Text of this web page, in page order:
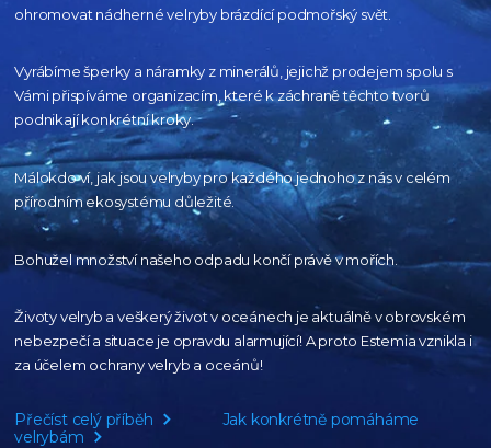
ohromovat nádherné velryby brázdící podmořský svět.
Vyrábíme šperky a náramky z minerálů, jejichž prodejem spolu s
Vámi přispíváme organizacím,které k záchraně těchto tvorů
podnikají konkrétní kroky.
Málokdo ví, jak jsou velryby pro každéhojednoho z nás v celém
přírodnímekosystému důležité.
Bohužel množství našeho odpadu končí právě v mořích.
Životy velryb a veškerý život v oceánech je aktuálněv obrovském
nebezpečí a situace je opravdu alarmující!A proto Estemia vznikla i
za účelem ochrany velryb a oceánů!
Přečíst celý příběh
Jak konkrétně pomáháme
velrybám